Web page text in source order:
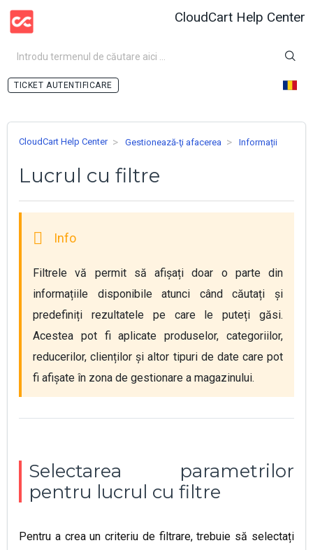
CloudCart Help Center
AUTENTIFICARE
CloudCart Help Center Gestionează-ţi afacerea Informații
Lucrul cu filtre
Filtrele vă permit să afișați doar o parte din
informațiile disponibile atunci când căutați și
predefiniți rezultatele pe care le puteți găsi.
Acestea pot fi aplicate produselor, categoriilor,
reducerilor, clienților și altor tipuri de date care pot
fi afișate în zona de gestionare a magazinului.
Selectarea parametrilor
pentru lucrul cu filtre
Pentru a crea un criteriu de filtrare, trebuie să selectați